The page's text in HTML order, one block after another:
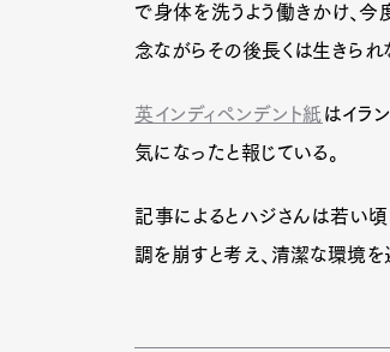
で身体を洗うよう働きかけ、
念ながらその後長くは生きられ
英インディペンデント紙 はイラ
気になったと報じている。
記事によるとハジさんは若い頃
調を崩すと考え、清潔な環境を